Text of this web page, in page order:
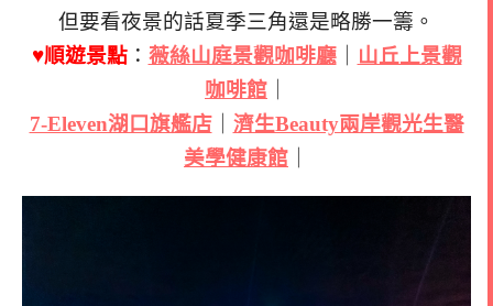
但要看夜景的話夏季三角還是略勝一籌。
♥順遊景點： 薇絲山庭景觀咖啡廳｜
山丘上景觀
咖啡館
7-Eleven湖口旗艦店｜ 濟生Beauty兩岸觀光生醫
美學健康館